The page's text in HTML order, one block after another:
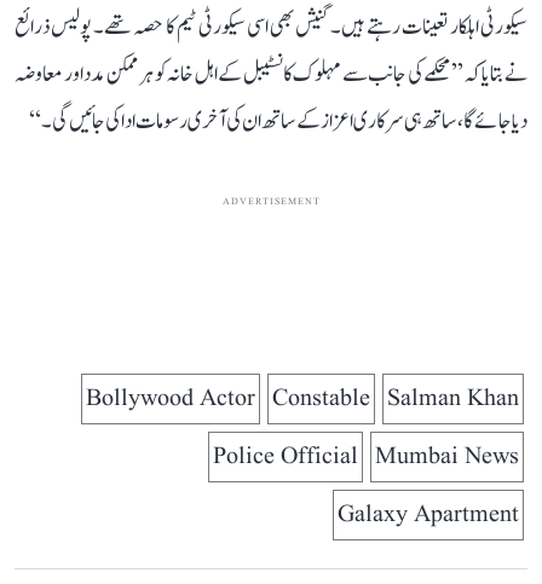
سیکورٹی اہلکار تعینات رہتے ہیں۔ گنیش بھی اسی سیکورٹی ٹیم کا حصہ تھے۔ پولیس ذرائع
نے بتایا کہ’’ محکمے کی جانب سے مہلوک کانسٹیبل کے اہل خانہ کو ہر ممکن مدد اور معاوضہ
دیا جائے گا، ساتھ ہی سرکاری اعزاز کے ساتھ ان کی آخری رسومات ادا کی جائیں گی۔‘‘
ADVERTISEMENT
Salman Khan
Constable
Bollywood Actor
Mumbai News
Police Official
Galaxy Apartment